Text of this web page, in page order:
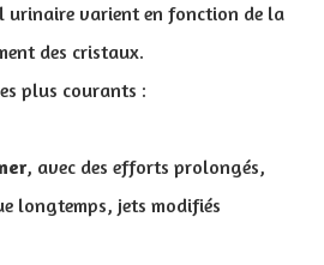
urinaire varient en fonction de la
des cristaux.
plus courants :
, avec des efforts prolongés,
longtemps, jets modifiés